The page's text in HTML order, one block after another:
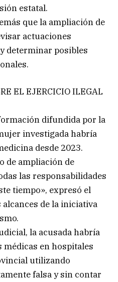
estatal.
que la ampliación de
actuaciones
determinar posibles
EL EJERCICIO ILEGAL
difundida por la
investigada habría
desde 2023.
de ampliación de
las responsabilidades
tiempo», expresó el
de la iniciativa
la acusada habría
médicas en hospitales
utilizando
falsa y sin contar